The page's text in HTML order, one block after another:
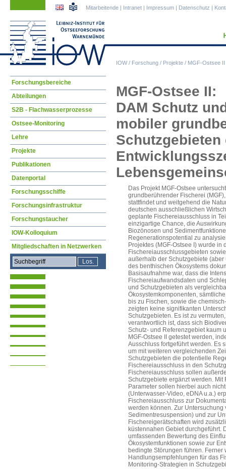
IOW/ Forschung / Projekte / MGF-Ostsee II
Mitarbeitende | Intranet | Impressum | Datenschutz |
MGF-Ostsee II:
DAM Schutz
mobiler
Das Projekt MGF-Ostsee
grundberührender Fischerei
stattfindet und weitgehend die
deutschen ausschließlichen
geplante Fischereiausschluss in
einzigartige Chance, die
Biozönosen und
Regenerationspotential zu
Projektes (MGF-Ostsee I) wurde in
Fischereiausschlussgebieten
außerhalb der Schutzgebiete
des benthischen Ökosystems
Basisaufnahme war, dass die
Fischereiaufwandsdaten und
und Schutzgebieten als
Ökosystemkomponenten,
bis zu Fischen, sowie die
zeigten keine signifikanten
Schutzgebieten. Es ist zu
verantwortlich ist, dass sich
Schutz- und Referenzgebiet kaum
MGF-Ostsee II getestet werden,
Ausschluss fortgeführt werden. Es
um mit weiteren vergleichenden
Schutzgebieten die potentielle
Fischereiausschluss in den
Fischereiausschluss sollen
Schutzgebiete ergänzt werden.
Parameter sollen hierbei auch
(Unterwasser-Video, eDNA u.a.)
Fischereiausschluss zur
werden können. Zur Untersuchung
Sedimentresuspension) und zur
Fischereigerätschaften wird
küstennahen Gebiet durchgeführt.
umfassenden Bewertung des
Ökosystemfunktionen sowie zur
bedingte Störungen führen.
Handlungsempfehlungen für das
Monitoring-Strategien in
Navigation
überspringen
Forschungsbereiche
Abteilungen
S2B - Flachwasserprozesse
Ostsee-Monitoring
Lehre
Projekte
Publikationen
Datenportal
Forschungsschiffe
Forschungsinfrastruktur
Forschungstaucher
IOW-Kolloquium
Mitgliedschaften in Netzwerken